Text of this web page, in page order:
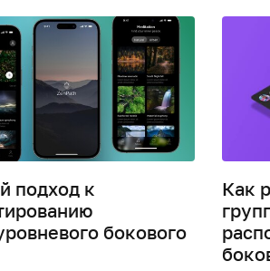
подход к
бокового
Как